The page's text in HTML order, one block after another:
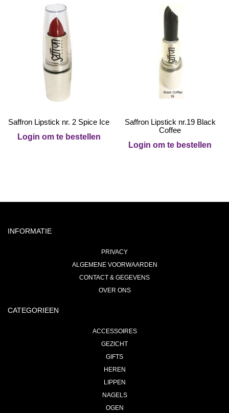
Saffron Lipstick nr. 2 Spice Ice
Login om te bestellen
Saffron Lipstick nr.19 Black
Coffee
Login om te bestellen
INFORMATIE
PRIVACY
ALGEMENE VOORWAARDEN
CONTACT & GEGEVENS
OVER ONS
CATEGORIEEN
ACCESSOIRES
GEZICHT
GIFTS
HEREN
LIPPEN
NAGELS
OGEN